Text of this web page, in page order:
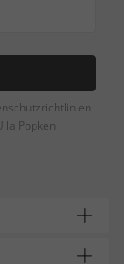
Popken